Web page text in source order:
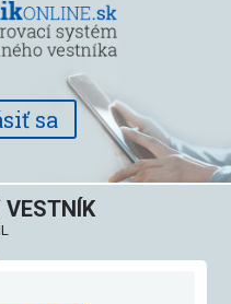
sa
VESTNÍK